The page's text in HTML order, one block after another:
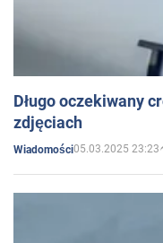
Długo oczekiwany
zdjęciach
Wiadomości05.03.2025 23:23